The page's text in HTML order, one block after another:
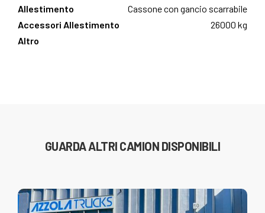
Allestimento
Cassone con gancio scarrabile
Accessori Allestimento
26000 kg
Altro
GUARDA ALTRI CAMION DISPONIBILI